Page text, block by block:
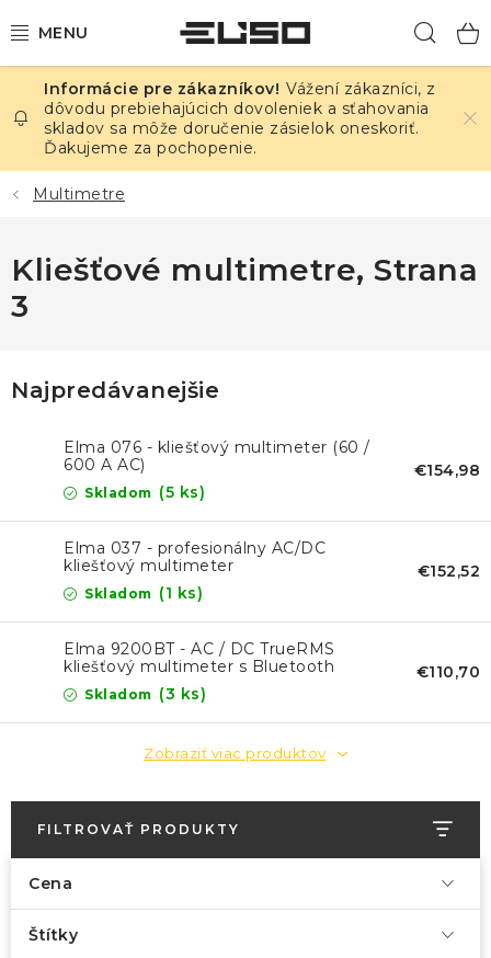
na
ELEKTRINA
TEPLOTA A VLHKOSŤ
TLAK A ÚNIKY
ZÁZNAMNÍKY
KALIBRÁCIA
TLAČ DPS
KONTAKTY
ZNAČKY
Obchodné podmienky GDPR Slovník pojmov
Vážení zákazníci, z
dôvodu prebiehajúcich dovoleniek a sťahovania
skladov sa môže doručenie zásielok oneskoriť.
Ďakujeme za pochopenie.
Multimetre
Kliešťové multimetre, Strana
3
Najpredávanejšie
Elma 076 - kliešťový multimeter (60 /
600 A AC)
Skladom (5 ks)
€154,98
Elma 037 - profesionálny AC/DC
kliešťový multimeter
Skladom (1 ks)
€152,52
Elma 9200BT - AC / DC TrueRMS
kliešťový multimeter s Bluetooth
Skladom (3 ks)
€110,70
Zobraziť viac produktov
FILTROVAŤ PRODUKTY
Cena
Štítky